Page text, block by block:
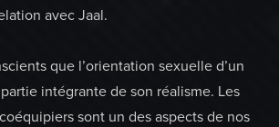
avec Jaal.
que l’orientation sexuelle d’un
intégrante de son réalisme. Les
sont un des aspects de nos